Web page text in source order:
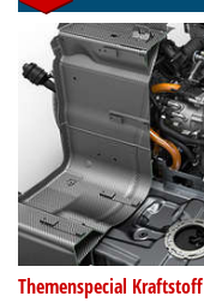
Themenspecial Kraftstoff